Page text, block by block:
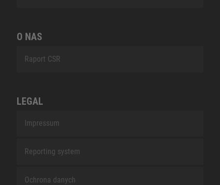
O NAS
Raport CSR
LEGAL
Impressum
Reporting system
Ochrona danych